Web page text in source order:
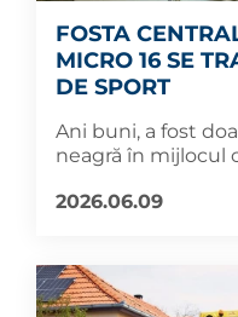
FOSTA
MICRO 16 SE
DE SPORT
Ani buni, a fost
neagră în mijlocul
2026.06.09